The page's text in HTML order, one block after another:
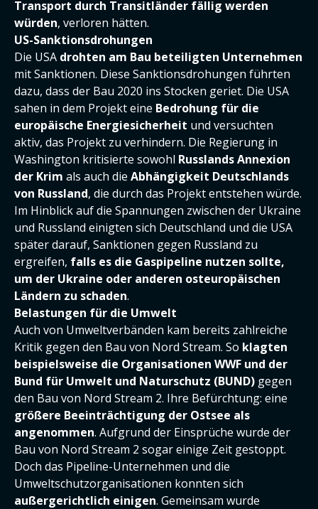
Transport durch Transitländer fällig werden
würden, verloren hätten.
US-Sanktionsdrohungen
Die USA drohten am Bau beteiligten Unternehmen
mit Sanktionen. Diese Sanktionsdrohungen führten
dazu, dass der Bau 2020 ins Stocken geriet. Die USA
sahen in dem Projekt eine Bedrohung für die
europäische Energiesicherheit und versuchten
aktiv, das Projekt zu verhindern. Die Regierung in
Washington kritisierte sowohl Russlands Annexion
der Krim als auch die Abhängigkeit Deutschlands
von Russland, die durch das Projekt entstehen würde.
Im Hinblick auf die Spannungen zwischen der Ukraine
und Russland einigten sich Deutschland und die USA
später darauf, Sanktionen gegen Russland zu
ergreifen, falls es die Gaspipeline nutzen sollte,
um der Ukraine oder anderen osteuropäischen
Ländern zu schaden.
Belastungen für die Umwelt
Auch von Umweltverbänden kam bereits zahlreiche
Kritik gegen den Bau von Nord Stream. So klagten
beispielsweise die Organisationen WWF und der
Bund für Umwelt und Naturschutz (BUND) gegen
den Bau von Nord Stream 2. Ihre Befürchtung: eine
größere Beeinträchtigung der Ostsee als
angenommen. Aufgrund der Einsprüche wurde der
Bau von Nord Stream 2 sogar einige Zeit gestoppt.
Doch das Pipeline-Unternehmen und die
Umweltschutzorganisationen konnten sich
außergerichtlich einigen. Gemeinsam wurde